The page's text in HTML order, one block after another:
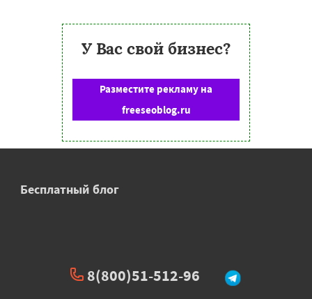
У Вас свой бизнес?
Разместите рекламу на
freeseoblog.ru
Бесплатный блог
8(800)51-512-96